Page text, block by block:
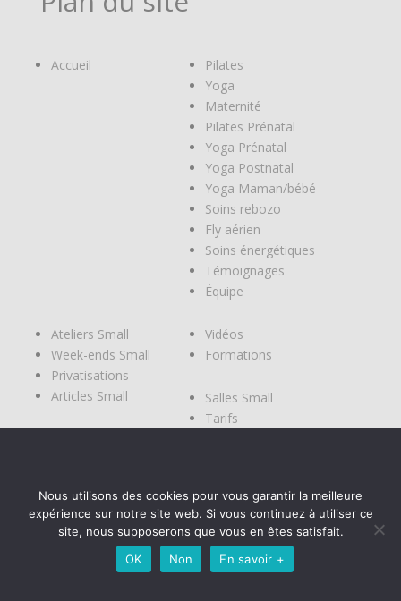
Accueil
Pilates
Yoga
Maternité
Pilates Prénatal
Yoga Prénatal
Yoga Postnatal
Yoga Maman/bébé
Soins rebozo
Fly aérien
Soins énergétiques
Témoignages
Équipe
Ateliers Small
Week-ends Small
Privatisations
Articles Small
Vidéos
Formations
Salles Small
Tarifs
Contact
Réservation
Nous utilisons des cookies pour vous garantir la meilleure
expérience sur notre site web. Si vous continuez à utiliser ce
site, nous supposerons que vous en êtes satisfait.
OK
Non En savoir +